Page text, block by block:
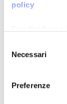
policy
occupano di
informazioni
dal suo
delNecessari
Preferenze
vigente.